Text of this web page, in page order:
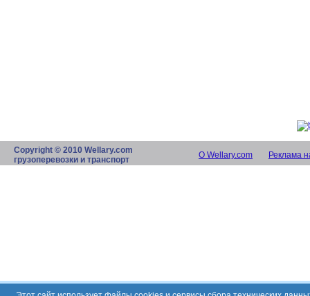
Copyright © 2010 Wellary.com
грузоперевозки и транспорт
О Wellary.com Реклама